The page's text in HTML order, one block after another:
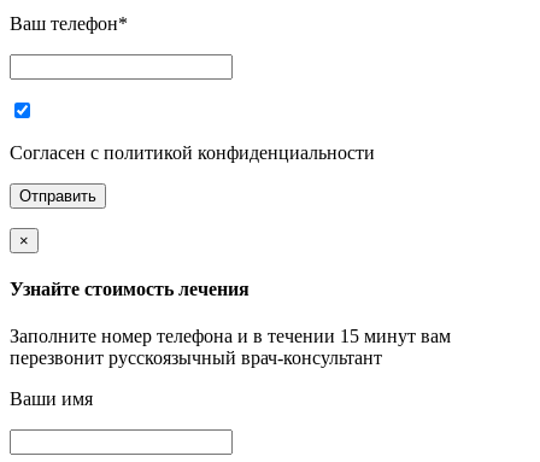
Ваш телефон*
Согласен с политикой конфиденциальности
×
Узнайте стоимость лечения
Заполните номер телефона и в течении 15 минут вам
перезвонит русскоязычный врач-консультант
Ваши имя